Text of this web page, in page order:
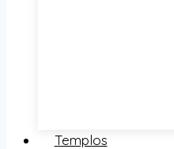
Templos